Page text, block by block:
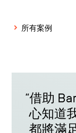
所有案例
“借助
心知道
都將滿